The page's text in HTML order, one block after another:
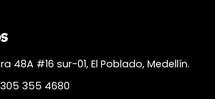
48A #16 sur-01, El Poblado, Medellín.
355 4680